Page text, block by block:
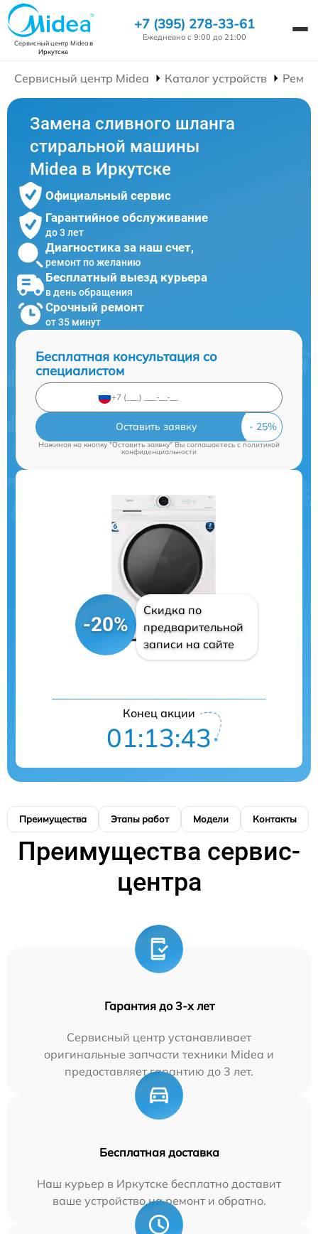
Сервисный центр Mideaв
Иркутске
+7 (395) 278-33-61
Ежедневно с 9:00 до 21:00
Сервисный центр Midea Каталог устройств
Замена сливного шланга
стиральной машины
Midea в Иркутске
Официальный сервис
Гарантийное обслуживание
до 3 лет
Диагностика за наш счет,
ремонт по желанию
Бесплатный выезд курьера
в день обращения
Срочный ремонт
от 35 минут
Бесплатная консультация со
специалистом
Оставить заявку
Нажимая на кнопку "Оставить заявку" Вы соглашаетесь cполитикой
конфиденциальности
-20%
Скидка по
предварительной
записи на сайте
Конец акции
01:13:42
Преимущества Этапы работ Модели Контакты
Преимущества сервис-
центра
Гарантия до 3-х лет
Сервисный центр устанавливает
оригинальные запчасти техники Midea и
предоставляет гарантию до 3 лет.
Бесплатная доставка
Наш курьер в Иркутске бесплатно доставит
ваше устройство на ремонт и обратно.